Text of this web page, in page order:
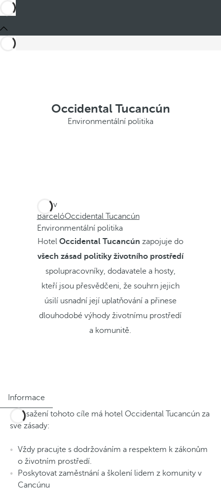
Occidental Tucancún
Environmentální politika
Jste v
BarcelóOccidental Tucancún
Environmentální politika
HotelOccidental Tucancún zapojuje do
všech zásad politiky životního prostředí
spolupracovníky, dodavatele a hosty,
kteří jsou přesvědčeni, že souhrn jejich
úsilí usnadní její uplatňování a přinese
dlouhodobé výhody životnímu prostředí
a komunitě.
Informace
K dosažení tohoto cíle má hotel Occidental Tucancún za
své zásady:
Vždy pracujte s dodržováním a respektem k zákonům
o životním prostředí.
Poskytovat zaměstnání a školení lidem z komunity v
Cancúnu